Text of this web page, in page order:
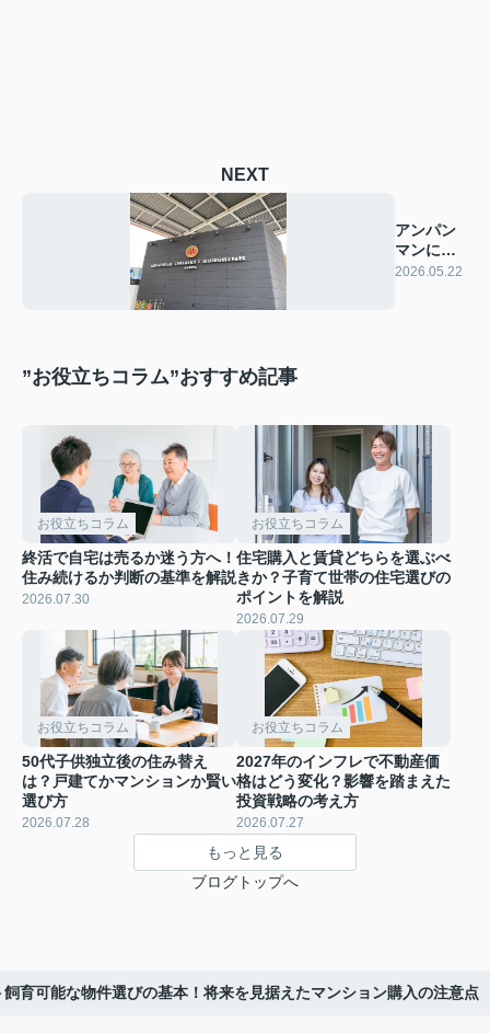
NEXT
アンパン
マンに会
ってきま
2026.05.22
”お役立ちコラム”おすすめ記事
お役立ちコラム
終活で自宅は売るか迷う方へ！
住み続けるか判断の基準を解説
2026.07.30
お役立ちコラム
住宅購入と賃貸どちらを選ぶべ
きか？子育て世帯の住宅選びの
ポイントを解説
2026.07.29
お役立ちコラム
50代子供独立後の住み替え
は？戸建てかマンションか賢い
選び方
2026.07.28
お役立ちコラム
2027年のインフレで不動産価
格はどう変化？影響を踏まえた
投資戦略の考え方
2026.07.27
もっと見る
ブログトップへ
飼育可能な物件選びの基本！将来を見据えたマンション購入の注意点